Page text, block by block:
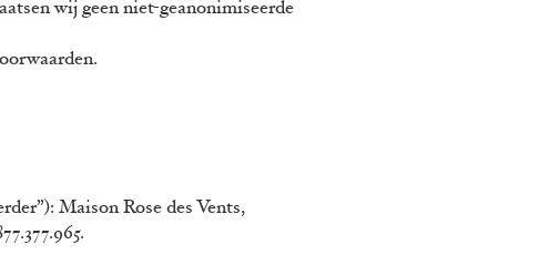
wij geen niet-geanonimiseerde
Maison Rose des Vents,
.